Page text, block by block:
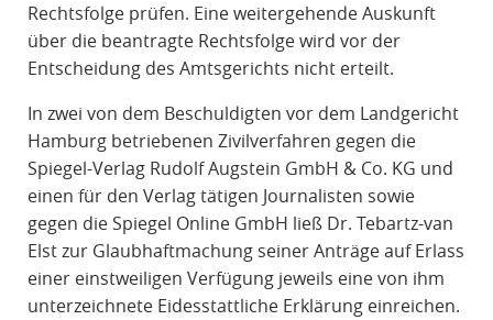
Rechtsfolge prüfen. Eine weitergehende Auskunft
über die beantragte Rechtsfolge wird vor der
Entscheidung des Amtsgerichts nicht erteilt.
In zwei von dem Beschuldigten vor dem Landgericht
Hamburg betriebenen Zivilverfahren gegen die
Spiegel-Verlag Rudolf Augstein GmbH & Co. KG und
einen für den Verlag tätigen Journalisten sowie
gegen die Spiegel Online GmbH ließ Dr. Tebartz-van
Elst zur Glaubhaftmachung seiner Anträge auf Erlass
einer einstweiligen Verfügung jeweils eine von ihm
unterzeichnete Eidesstattliche Erklärung einreichen.